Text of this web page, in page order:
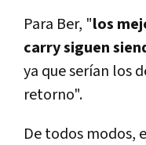
Para Ber, "los
carry siguen
ya que serían los
retorno".
De todos modos,